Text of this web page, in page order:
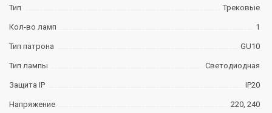
Тип Трековые
Кол-во ламп 1
Тип патрона GU10
Тип лампы Светодиодная
Защита IP IP20
Напряжение 220, 240